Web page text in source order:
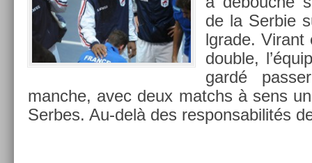
de la Ser­bie
lgrade. Virant
doub­le,
gardé
manche, avec deux matchs à sens
Ser­bes. Au-delà des re­spon­sabilités